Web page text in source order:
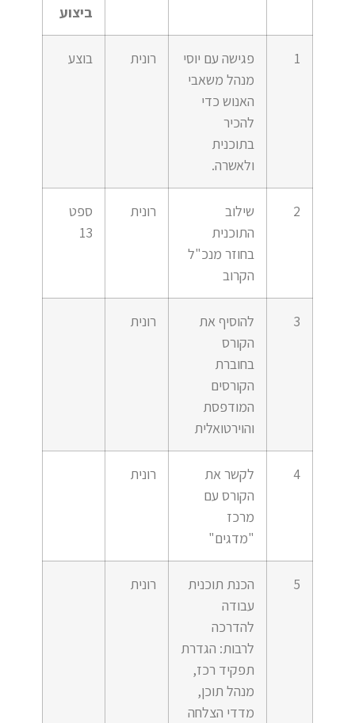
ביצוע
1
פגישה עם יוסי
מנהל משאבי
האנוש כדי
להכיר
בתוכנית
ולאשרה.
רונית בוצע
2
שילוב
התוכנית
בחוזר מנכ"ל
הקרוב
רונית
ספט
13
3
להוסיף את
הקורס
בחוברת
הקורסים
המודפסת
והוירטואלית
רונית
4
לקשר את
הקורס עם
מרכז
"מדגים"
רונית
5
הכנת תוכנית
עבודה
להדרכה
לרבות: הגדרת
תפקיד רכז,
מנהל תוכן,
מדדי הצלחה
רונית